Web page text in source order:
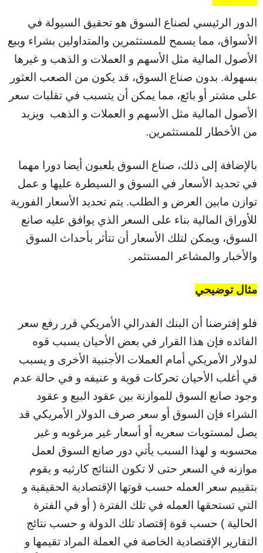
الدور الرئيسي لصناع السوق هو تحقيق السيولة في
الأسواق، مما يسمح للمستثمرين والمتداولين بشراء وبيع
الأصول المالية مثل الأسهم و العملات و الذهب و غيرها
بسهولة. بدون صناع السوق، قد يكون من الصعب العثور
على مشتر أو بائع، مما يمكن أن يتسبب في تقلبات سعر
الأصول المالية مثل الأسهم و العملات و الذهب ويزيد
من الأخطار للمستثمرين.
بالإضافة إلى ذلك، صناع السوق يلعبون أيضا دورا مهما
في تحديد الأسعار في السوق و السيطرة عليها و عمل
توازن مابين العرض و الطلب. يتم تحديد الأسعار الفورية
للأوراق المالية بناء على السعر الذي يوافق عليه صانع
السوق، ويمكن لتلك الأسعار أن تتأثر بأحداث السوق
والأخبار والمشاعر المستثمر.
مثال توضيحي
فلو إفترضنا أن البنك الفدرالي الأمريكي قرر رفع سعر
الفائده فإن هذا القرار في بعض الأحيان يسبب قوه
لدولار الأمريكي أمام العملات الأجنبية الأخرى و يسبب
في أغلب الأحيان تحركات قوية و عنيفه و في حالة عدم
وجود صانع السوق للموازنة بين عقود البيع و عقود
الشراء فإن السوق أو سعر صرف الدولار الأمريكي قد
يصل لمستويات سعريه أو أسعار غير مرغوبه و غير
محسوبه و لهذا السبب يأتي دور صانع السوق لعمل
موازنه في السعر حتى لا تكون النتائج كارثيه و يقوم
بتقييم سعر العمله حسب قوتها الإقتصادية الحقيقية و
التي تستحقها العمله في تلك الفترة ( أو في الفترة
الحالية ) حسب قوة إقتصاد تلك الدولة و حسب نتائج
التقارير الإقتصادية الخاصة في العملة المراد تقيمها و